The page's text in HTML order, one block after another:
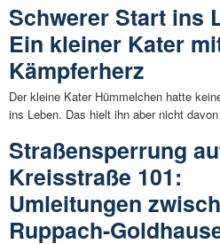
Schwerer Start ins
Ein kleiner Kater
Kämpferherz
Der kleine Kater Hümmelchen hatte
ins Leben. Das hielt ihn aber nicht
Straßensperrung
Kreisstraße 101:
Umleitungen
Ruppach-